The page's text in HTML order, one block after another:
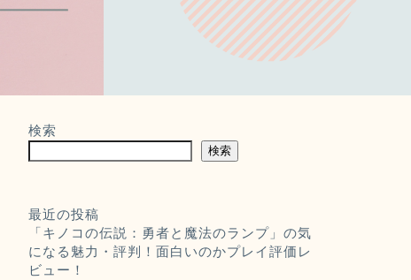
検索
検索
最近の投稿
「キノコの伝説：勇者と魔法のランプ」の気
になる魅力・評判！面白いのかプレイ評価レ
ビュー！